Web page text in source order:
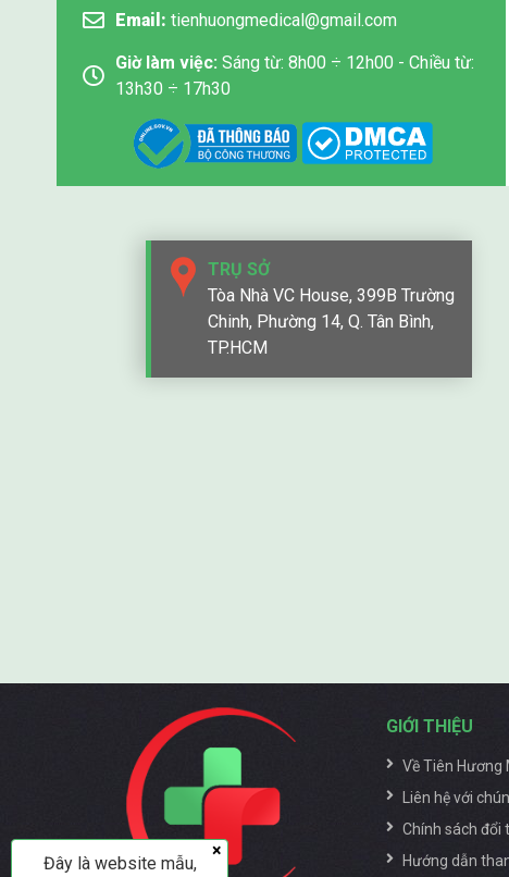
Email: tienhuongmedical@gmail.com
Giờ làm việc: Sáng từ: 8h00 ÷ 12h00 - Chiều từ:
13h30 ÷ 17h30
TRỤ SỞ
Tòa Nhà VC House, 399B Trường
Chinh, Phường 14, Q. Tân Bình,
TP.HCM
GIỚI THIỆU
Về Tiên Hương
Liên hệ với
Chính sách đổi
Hướng dẫn
×
Đây là website mẫu,